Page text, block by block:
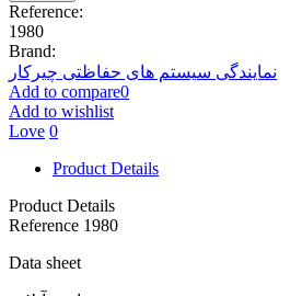
Reference:
1980
Brand:
نمایندگی سیستم های حفاظتی چیرکار
Add to compare0
Add to wishlist
Love 0
Product Details
Product Details
Reference 1980
Data sheet